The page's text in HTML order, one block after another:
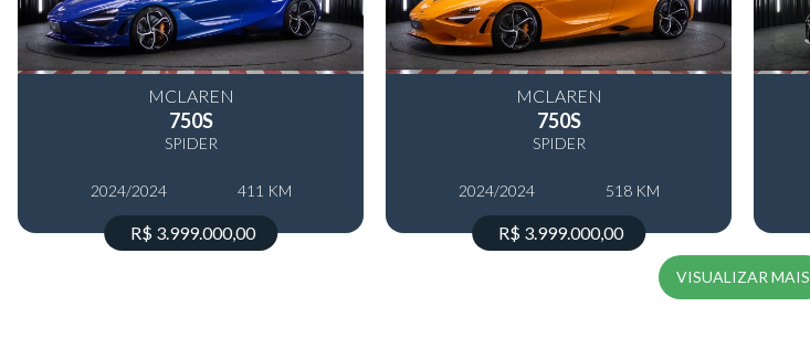
MCLAREN
750S
SPIDER
2024/2024 411 KM
R$ 3.999.000,00
MCLAREN
750S
SPIDER
2024/2024 518 KM
R$ 3.999.000,00
VISUALIZAR MAIS